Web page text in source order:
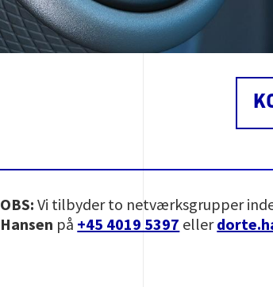
OBS:Vi tilbyder to netværksgrupper
Hansen på +45 4019 5397 eller